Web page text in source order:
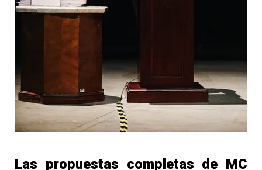
Las propuestas completas de MC